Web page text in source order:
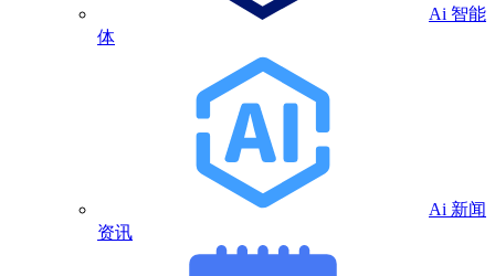
Ai 智能
体
Ai 新闻
资讯